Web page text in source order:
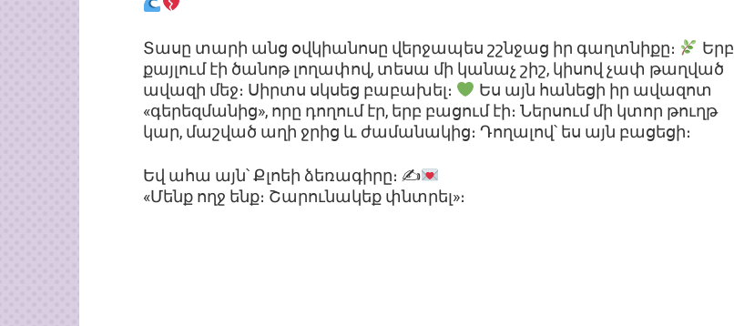
Տասը տարի անց օվկիանոսը վերջապես շշնջաց իր գաղտնիքը։
Երբ
քայլում էի ծանոթ լողափով, տեսա մի կանաչ շիշ, կիսով չափ թաղված
ավազի մեջ։ Սիրտս սկսեց բաբախել։
Ես այն հանեցի իր ավազոտ
«գերեզմանից», որը դողում էր, երբ բացում էի։ Ներսում մի կտոր թուղթ
կար, մաշված աղի ջրից և ժամանակից։ Դողալով՝ ես այն բացեցի։
Եվ ահա այն՝ Քլոեի ձեռագիրը։ ✍
«Մենք ողջ ենք։ Շարունակեք փնտրել»։